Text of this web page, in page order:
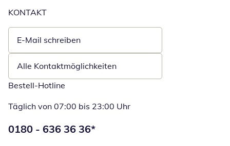
KONTAKT
E-Mail schreiben
Öffnet E-Mail-Client
Alle Kontaktmöglichkeiten
Bestell-Hotline
Täglich von 07:00 bis 23:00 Uhr
Telefonnummer:
0180 - 636 36 36*